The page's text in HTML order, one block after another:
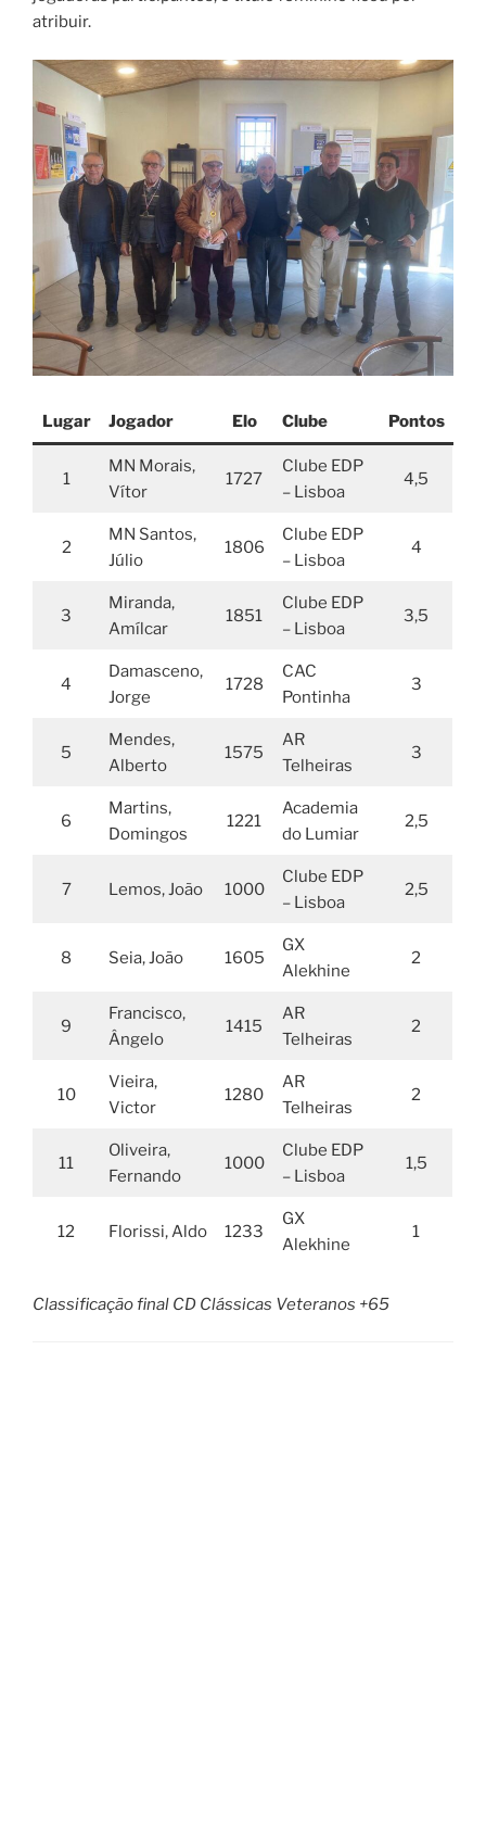
atribuir.
Lugar Jogador Elo Clube Pontos
1
MN Morais,
Vítor
1727
Clube EDP
– Lisboa
4,5
2
MN Santos,
Júlio
1806
Clube EDP
– Lisboa
4
3
Miranda,
Amílcar
1851
Clube EDP
– Lisboa
3,5
4
Damasceno,
Jorge
1728
CAC
Pontinha
3
5
Mendes,
Alberto
1575
AR
Telheiras
3
6
Martins,
Domingos
1221
Academia
do Lumiar
2,5
7 Lemos, João 1000
Clube EDP
– Lisboa
2,5
8 Seia, João 1605
GX
Alekhine
2
9
Francisco,
Ângelo
1415
AR
Telheiras
2
10
Vieira,
Victor
1280
AR
Telheiras
2
11
Oliveira,
Fernando
1000
Clube EDP
– Lisboa
1,5
12 Florissi, Aldo 1233
GX
Alekhine
1
Classificação final CD Clássicas Veteranos +65